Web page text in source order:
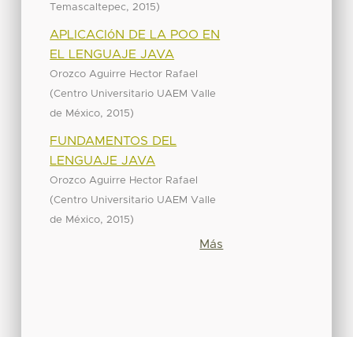
Temascaltepec, 2015)
APLICACIóN DE LA POO EN
EL LENGUAJE JAVA
Orozco Aguirre Hector Rafael
(Centro Universitario UAEM Valle
de México, 2015)
FUNDAMENTOS DEL
LENGUAJE JAVA
Orozco Aguirre Hector Rafael
(Centro Universitario UAEM Valle
de México, 2015)
Más